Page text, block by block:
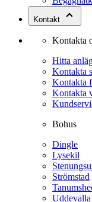
Kontakt
Kontakta
Hitta
Kontakta
Kontakta
Kontakta
Bohus
Dingle
Lysekil
Strömstad
Uddevalla